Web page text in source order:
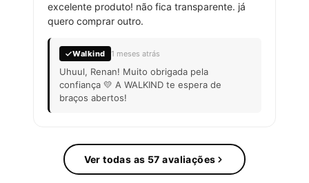
excelente produto! não fica transparente. já
quero comprar outro.
Walkind 1 meses atrás
Uhuul, Renan! Muito obrigada pela
confiança 💛 A WALKIND te espera de
braços abertos!
Ver todas as 57 avaliações